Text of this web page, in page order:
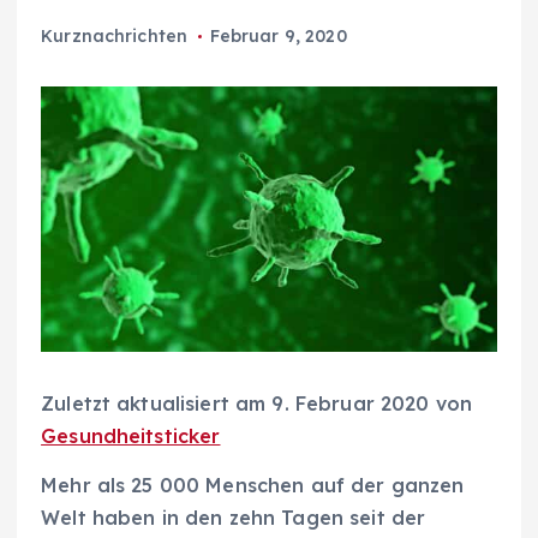
Kurznachrichten Februar 9, 2020
Zuletzt aktualisiert am 9. Februar 2020 von
Gesundheitsticker
Mehr als 25 000 Menschen auf der ganzen
Welt haben in den zehn Tagen seit der